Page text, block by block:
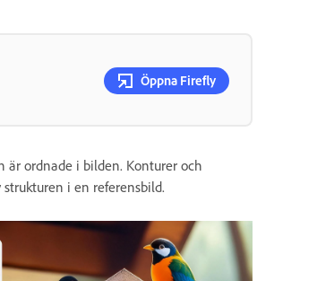
Öppna Firefly
är ordnade i bilden. Konturer och
i en referensbild.